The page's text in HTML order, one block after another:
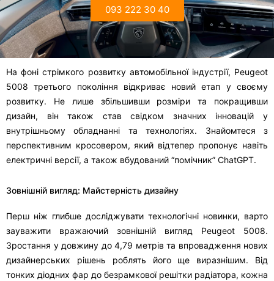
093 222 30 40
На фоні стрімкого розвитку автомобільної індустрії, Peugeot
5008 третього покоління відкриває новий етап у своєму
розвитку. Не лише збільшивши розміри та покращивши
дизайн, він також став свідком значних інновацій у
внутрішньому обладнанні та технологіях. Знайомтеся з
перспективним кросовером, який відтепер пропонує навіть
електричні версії, а також вбудований “помічник” ChatGPT.
Зовнішній вигляд: Майстерність дизайну
Перш ніж глибше досліджувати технологічні новинки, варто
зауважити вражаючий зовнішній вигляд Peugeot 5008.
Зростання у довжину до 4,79 метрів та впровадження нових
дизайнерських рішень роблять його ще виразнішим. Від
тонких діодних фар до безрамкової решітки радіатора, кожна